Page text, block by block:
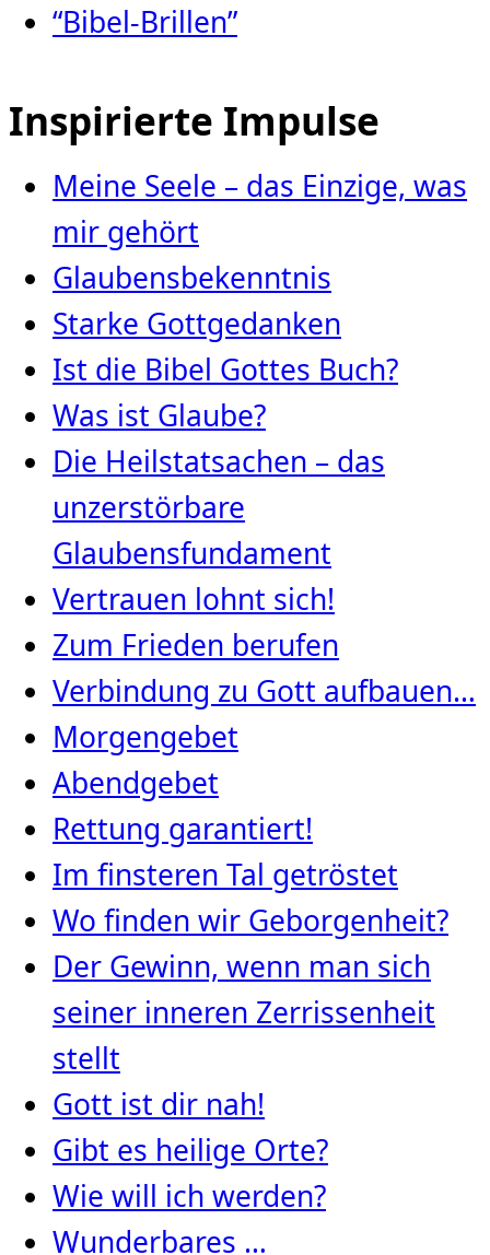
“Bibel-Brillen”
Inspirierte Impulse
Meine Seele – das Einzige, was
mir gehört
Glaubensbekenntnis
Starke Gottgedanken
Ist die Bibel Gottes Buch?
Was ist Glaube?
Die Heilstatsachen – das
unzerstörbare
Glaubensfundament
Vertrauen lohnt sich!
Zum Frieden berufen
Verbindung zu Gott aufbauen…
Morgengebet
Abendgebet
Rettung garantiert!
Im finsteren Tal getröstet
Wo finden wir Geborgenheit?
Der Gewinn, wenn man sich
seiner inneren Zerrissenheit
stellt
Gott ist dir nah!
Gibt es heilige Orte?
Wie will ich werden?
Wunderbares …